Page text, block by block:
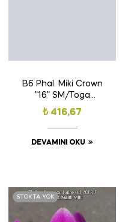
B6 Phal. Miki Crown
”16” SM/Toga
(Tayvan Orkide
Fidesi) ( Ödüllü Tür)
₺416,67
DEVAMINI OKU
STOKTA YOK